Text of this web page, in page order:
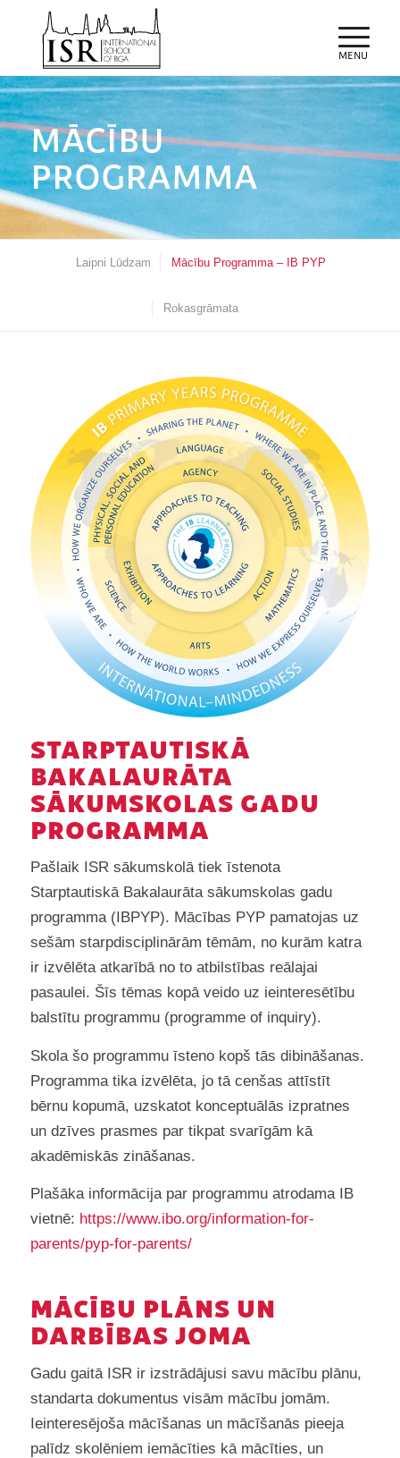
MĀCĪBU
PROGRAMMA
Laipni Lūdzam Mācību Programma – IB PYP
Rokasgrāmata
STARPTAUTISKĀ
BAKALAURĀTA
SĀKUMSKOLAS GADU
PROGRAMMA
Pašlaik ISR sākumskolā tiek īstenota
Starptautiskā Bakalaurāta sākumskolas gadu
programma (IBPYP). Mācības PYP pamatojas uz
sešām starpdisciplinārām tēmām, no kurām katra
ir izvēlēta atkarībā no to atbilstības reālajai
pasaulei. Šīs tēmas kopā veido uz ieinteresētību
balstītu programmu(programme of inquiry).
Skola šo programmu īsteno kopš tās dibināšanas.
Programma tika izvēlēta, jo tā cenšas attīstīt
bērnu kopumā, uzskatot konceptuālās izpratnes
un dzīves prasmes par tikpat svarīgām kā
akadēmiskās zināšanas.
Plašāka informācija par programmu atrodama IB
vietnē: https://www.ibo.org/information-for-
parents/pyp-for-parents/
MĀCĪBU PLĀNS UN
DARBĪBAS JOMA
Gadu gaitā ISR ir izstrādājusi savu mācību plānu,
standarta dokumentus visām mācību jomām.
Ieinteresējoša mācīšanas un mācīšanās pieeja
palīdz skolēniem iemācīties kā mācīties, un